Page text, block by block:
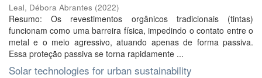
Leal, Débora Abrantes (2022)
Resumo: Os revestimentos orgânicos tradicionais (tintas)
funcionam como uma barreira física, impedindo o contato entre o
metal e o meio agressivo, atuando apenas de forma passiva.
Essa proteção passiva se torna rapidamente ...
Solar technologies for urban sustainability